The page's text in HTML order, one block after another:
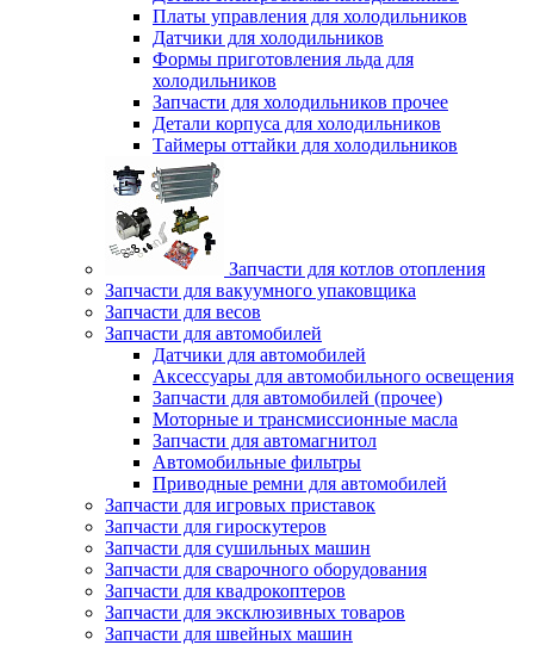
Платы управления для холодильников
Датчики для холодильников
Формы приготовления льда для
холодильников
Запчасти для холодильников прочее
Детали корпуса для холодильников
Таймеры оттайки для холодильников
Запчасти для котлов отопления
Запчасти для вакуумного упаковщика
Запчасти для весов
Запчасти для автомобилей
Датчики для автомобилей
Аксессуары для автомобильного освещения
Запчасти для автомобилей (прочее)
Моторные и трансмиссионные масла
Запчасти для автомагнитол
Автомобильные фильтры
Приводные ремни для автомобилей
Запчасти для игровых приставок
Запчасти для гироскутеров
Запчасти для сушильных машин
Запчасти для сварочного оборудования
Запчасти для квадрокоптеров
Запчасти для эксклюзивных товаров
Запчасти для швейных машин